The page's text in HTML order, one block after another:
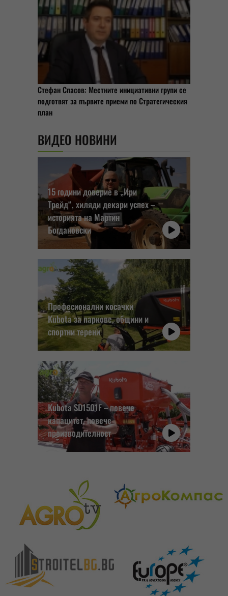
Стефан Спасов: Местните инициативни групи се
подготвят за първите приеми по Стратегическия
план
ВИДЕО НОВИНИ
15 години доверие в „Ири
Трейд“, хиляди декари успех –
историята на Мартин
Богдановски
Професионални косачки
Kubota за паркове, общини и
спортни терени
Kubota SD1501F – повече
капацитет, повече
производителност